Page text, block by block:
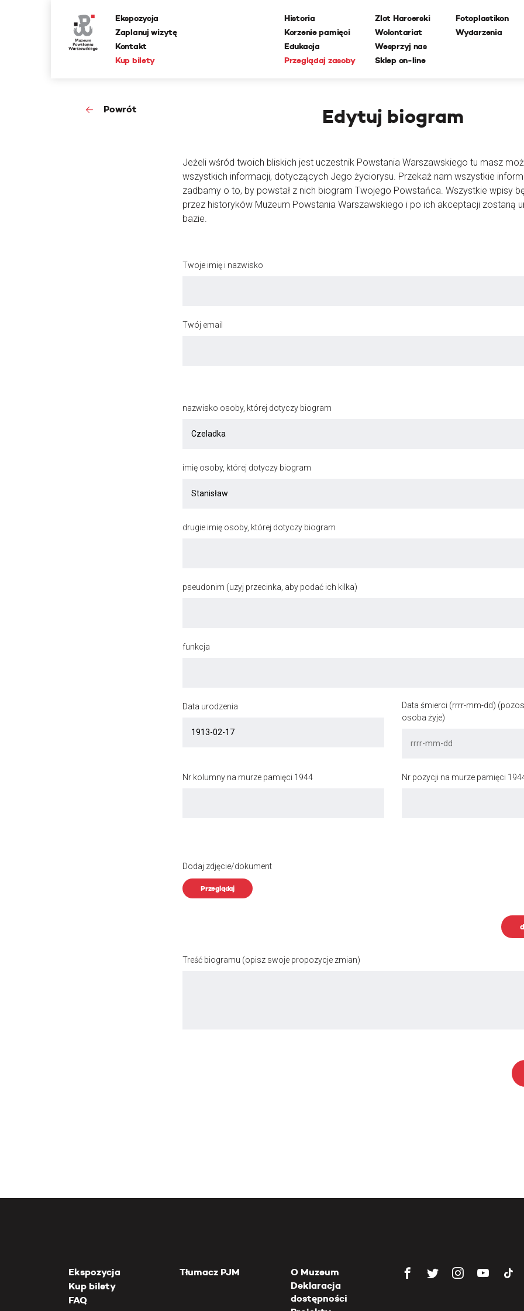
Ekspozycja
Zaplanuj wizytę
Kontakt
Kup bilety
Historia
Korzenie pamięci
Edukacja
Przeglądaj zasoby
Zlot Harcerski
Wolontariat
Wesprzyj nas
Sklep on-line
Fotoplastikon
Wydarzenia
Powrót Edytuj biogram
Jeżeli wśród twoich bliskich jest uczestnik Powstania Warszawskiego tu masz
wszystkich informacji, dotyczących Jego życiorysu. Przekaż nam wszystkie
zadbamy o to, by powstał z nich biogram Twojego Powstańca. Wszystkie wpisy
przez historyków Muzeum Powstania Warszawskiego i po ich akceptacji zostaną
bazie.
Twoje imię i nazwisko
Twój email
nazwisko osoby, której dotyczy biogram
imię osoby, której dotyczy biogram
drugie imię osoby, której dotyczy biogram
pseudonim (uzyj przecinka, aby podać ich kilka)
funkcja
Data urodzenia
Data śmierci (rrrr-mm-dd)
osoba żyje)
Nr kolumny na murze pamięci 1944 Nr pozycji na murze pamięci
Dodaj zdjęcie/dokument
Przeglądaj
Treść biogramu (opisz swoje propozycje zmian)
Ekspozycja
Kup bilety
FAQ
Tłumacz PJM
O Muzeum
Deklaracja
dostępności